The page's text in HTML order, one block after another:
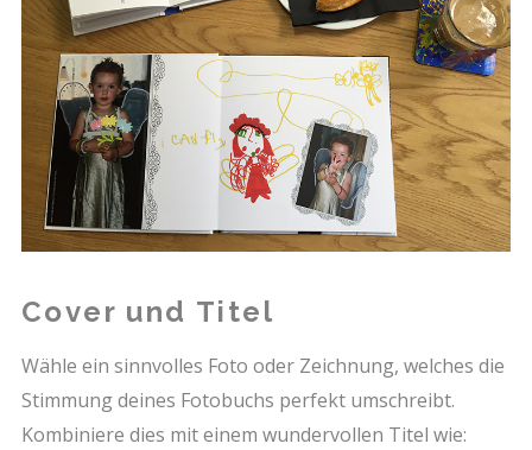
Cover und Titel
Wähle ein sinnvolles Foto oder Zeichnung, welches die
Stimmung deines Fotobuchs perfekt umschreibt.
Kombiniere dies mit einem wundervollen Titel wie: